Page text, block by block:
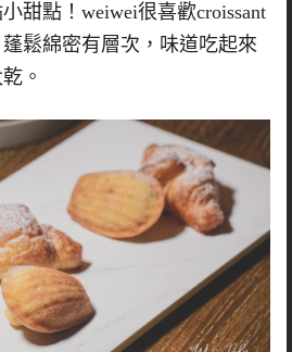
甜點！ weiwei很喜歡croissant
蓬鬆綿密有層次，味道吃起來
。